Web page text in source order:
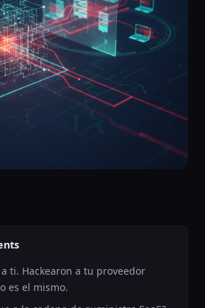
ti. Hackearon a tu proveedor
es el mismo.